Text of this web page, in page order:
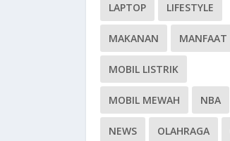
LAPTOP LIFESTYLE
MAKANAN MANFAAT
MOBIL LISTRIK
MOBIL MEWAH NBA
NEWS OLAHRAGA